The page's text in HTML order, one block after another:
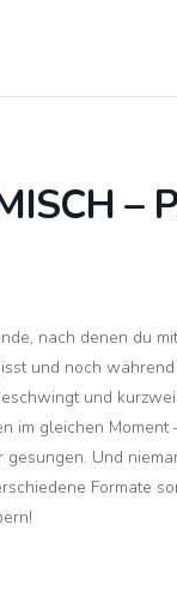
–
nach denen du
und noch
und
im gleichen
Und
Formate